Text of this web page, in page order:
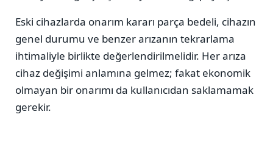
Eski cihazlarda onarım kararı parça bedeli, cihazın
genel durumu ve benzer arızanın tekrarlama
ihtimaliyle birlikte değerlendirilmelidir. Her arıza
cihaz değişimi anlamına gelmez; fakat ekonomik
olmayan bir onarımı da kullanıcıdan saklamamak
gerekir.